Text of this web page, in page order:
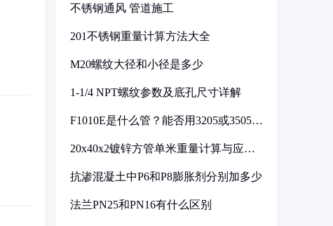
不锈钢通风 管道施工
201不锈钢重量计算方法大全
M20螺纹大径和小径是多少
1-1/4 NPT螺纹参数及底孔尺寸详解
F1010E是什么管？能否用3205或3505代
20x40x2镀锌方管单米重量计算与应用
抗渗混凝土中P6和P8膨胀剂分别加多少
法兰PN25和PN16有什么区别